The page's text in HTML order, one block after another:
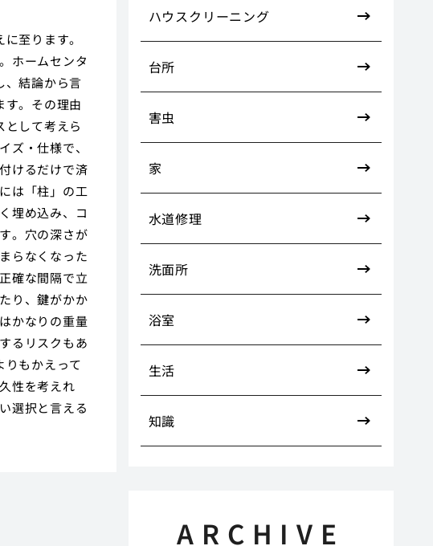
至ります。
ホームセンタ
、結論から言
す。その理由
して考えら
ズ・仕様で、
けるだけで済
は「柱」の工
埋め込み、コ
。穴の深さが
らなくなった
確な間隔で立
り、鍵がかか
かなりの重量
るリスクもあ
りもかえって
性を考えれ
選択と言える
ハウスクリーニング
台所
害虫
家
水道修理
洗面所
浴室
生活
知識
ARCHIVE